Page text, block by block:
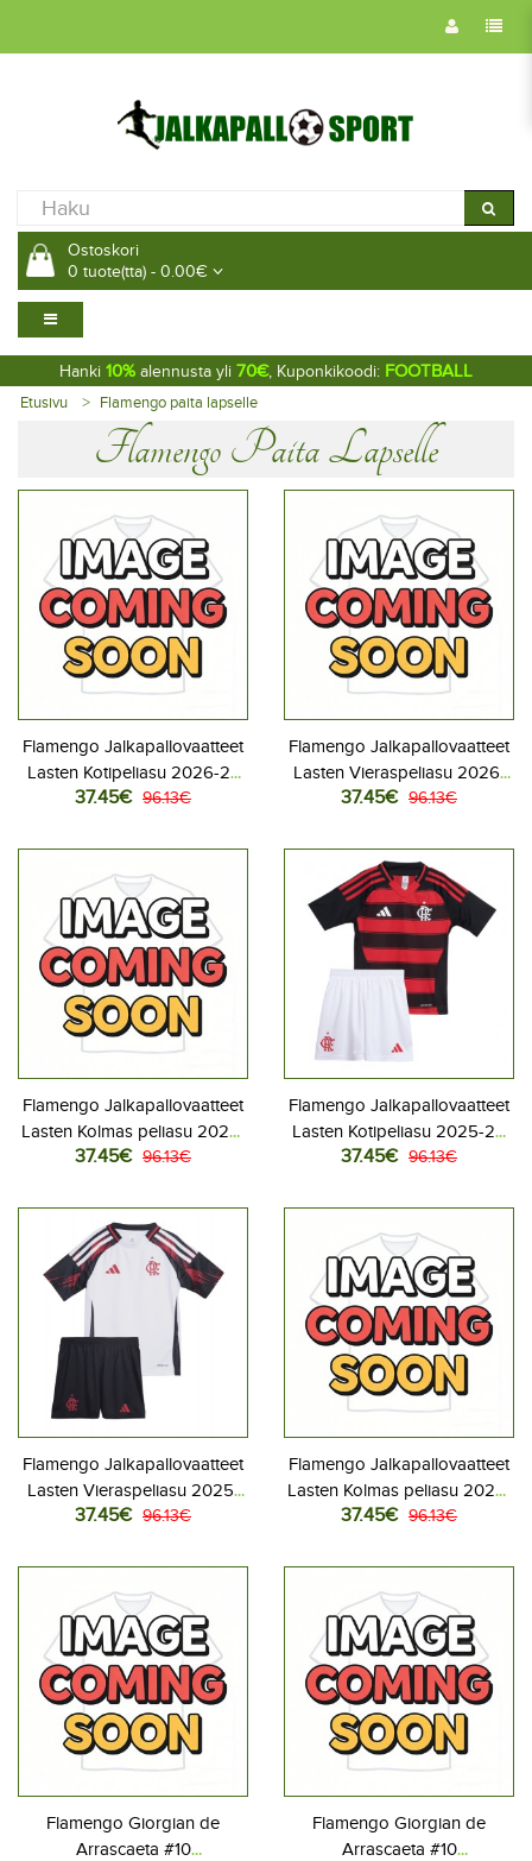
Ostoskori
0 tuote(tta) - 0.00€
Hanki 10% alennusta yli 70€, Kuponkikoodi: FOOTBALL
Etusivu Flamengo paita lapselle
Flamengo Paita Lapselle
Flamengo Jalkapallovaatteet
Lasten Kotipeliasu 2026-27
Lyhythihainen (+ Lyhyet
37.45€ 96.13€
Flamengo Jalkapallovaatteet
Lasten Vieraspeliasu 2026-
27 Lyhythihainen (+ Lyhyet
37.45€ 96.13€
Flamengo Jalkapallovaatteet
Lasten Kolmas peliasu 2026-
27 Lyhythihainen (+ Lyhyet
37.45€ 96.13€
Flamengo Jalkapallovaatteet
Lasten Kotipeliasu 2025-26
Lyhythihainen (+ Lyhyet
37.45€ 96.13€
Flamengo Jalkapallovaatteet
Lasten Vieraspeliasu 2025-
26 Lyhythihainen (+ Lyhyet
37.45€ 96.13€
Flamengo Jalkapallovaatteet
Lasten Kolmas peliasu 2025-
26 Lyhythihainen (+ Lyhyet
37.45€ 96.13€
Flamengo Giorgian de
Arrascaeta #10
Flamengo Giorgian de
Arrascaeta #10